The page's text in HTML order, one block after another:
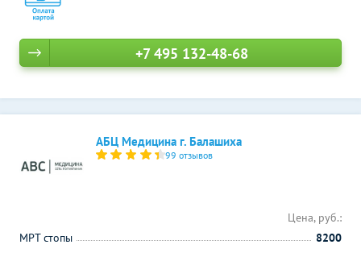
+7 495 132-48-68
АБЦ Медицина г. Балашиха
99 отзывов
Цена, руб.:
МРТ стопы
8200